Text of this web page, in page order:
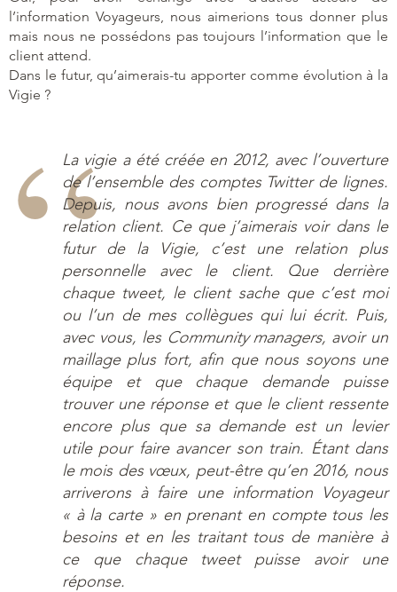
l’information Voyageurs, nous aimerions tous donner plus
mais nous ne possédons pas toujours l’information que le
client attend.
Dans le futur, qu’aimerais-tu apporter comme évolution à la
Vigie ?
La vigie a été créée en 2012, avec l’ouverture
de l’ensemble des comptes Twitter de lignes.
Depuis, nous avons bien progressé dans la
relation client. Ce que j’aimerais voir dans le
futur de la Vigie, c’est une relation plus
personnelle avec le client. Que derrière
chaque tweet, le client sache que c’est moi
ou l’un de mes collègues qui lui écrit. Puis,
avec vous, les Community managers, avoir un
maillage plus fort, afin que nous soyons une
équipe et que chaque demande puisse
trouver une réponse et que le client ressente
encore plus que sa demande est un levier
utile pour faire avancer son train. Étant dans
le mois des vœux, peut-être qu’en 2016, nous
arriverons à faire une information Voyageur
« à la carte » en prenant en compte tous les
besoins et en les traitant tous de manière à
ce que chaque tweet puisse avoir une
réponse.